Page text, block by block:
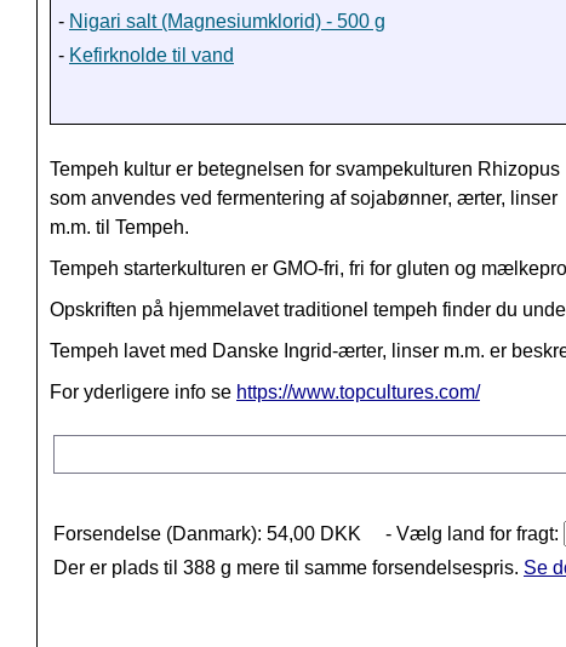
- Nigari salt (Magnesiumklorid) - 500 g
- Kefirknolde til vand
Tempeh kultur er betegnelsen for svampekulturen Rhizopus
som anvendes ved fermentering af sojabønner, ærter, linser
m.m. til Tempeh.
Tempeh starterkulturen er GMO-fri, fri for gluten og
Opskriften på hjemmelavet traditionel tempeh finder du
Tempeh lavet med Danske Ingrid-ærter, linser m.m. er
For yderligere info se https://www.topcultures.com/
Forsendelse (Danmark): 54,00 DKK
- Vælg land for fragt:
Der er plads til 388 g mere til samme forsendelsespris. Se